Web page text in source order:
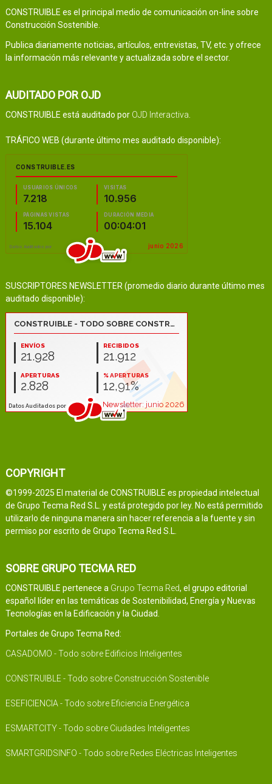
CONSTRUIBLE es el principal medio de comunicación on-line sobre
Construcción Sostenible.
Publica diariamente noticias, artículos, entrevistas, TV, etc. y ofrece
la información más relevante y actualizada sobre el sector.
AUDITADO POR OJD
CONSTRUIBLE está auditado por OJD Interactiva
TRÁFICO WEB (durante último mes auditado disponible):
SUSCRIPTORES NEWSLETTER (promedio diario durante último mes
auditado disponible):
COPYRIGHT
©1999-2025 El material de CONSTRUIBLE es propiedad intelectual
de Grupo Tecma Red S.L. y está protegido por ley. No está permitido
utilizarlo de ninguna manera sin hacer referencia a la fuente y sin
permiso por escrito de Grupo Tecma Red S.L.
SOBRE GRUPO TECMA RED
CONSTRUIBLE pertenece a Grupo Tecma Red, el grupo editorial
español líder en las temáticas de Sostenibilidad, Energía y Nuevas
Tecnologías en la Edificación y la Ciudad.
Portales de Grupo Tecma Red:
CASADOMO - Todo sobre Edificios Inteligentes
CONSTRUIBLE - Todo sobre Construcción Sostenible
ESEFICIENCIA - Todo sobre Eficiencia Energética
ESMARTCITY - Todo sobre Ciudades Inteligentes
SMARTGRIDSINFO - Todo sobre Redes Eléctricas Inteligentes